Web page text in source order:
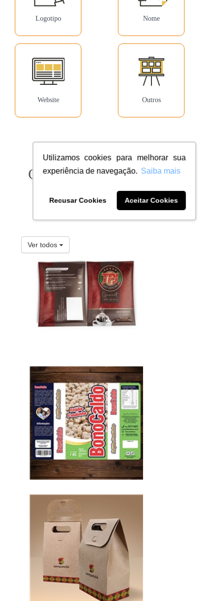
Utilizamos cookies para melhorar sua
experiência de navegação. Saiba mais
Recusar Cookies Aceitar Cookies
Logotipo Nome
Website Outros
Ver todos
Confira milhares de clientes
dentro do seu segmento